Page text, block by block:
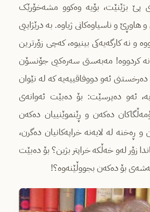
پێ بژێنێت، بۆیە وەکوو مشەخۆرێک
هاوڕێ و ناسیاوەکانی ژیاوە. بە درێژاییی
و نە کارگەیەکی بینیوە، کەچی زۆرترین
کردووە! مەبەستی سەرەکیی جۆنسۆن
ئەو دووفاقییەیە کە لە نێوان
ئەو دەپرسێت: بۆ دەبێت ئەوانەی
دەکەن و ڕێنموێنییان دەکەن
ڕەخنە لە لایەنە خراپەکانیان دەگرن،
زۆر لەو خەڵکە خراپتر بژین؟ بۆ دەبێت
بۆ دەکەن بجووڵێنەوە؟!